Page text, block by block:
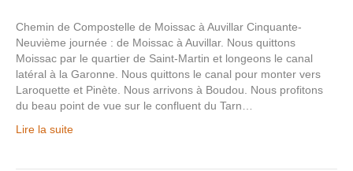
Chemin de Compostelle de Moissac à Auvillar Cinquante-
Neuvième journée : de Moissac à Auvillar. Nous quittons
Moissac par le quartier de Saint-Martin et longeons le canal
latéral à la Garonne. Nous quittons le canal pour monter vers
Laroquette et Pinète. Nous arrivons à Boudou. Nous profitons
du beau point de vue sur le confluent du Tarn…
Lire la suite